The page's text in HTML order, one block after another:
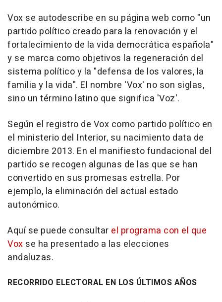
Vox se autodescribe en su página web como "un
partido político creado para la renovación y el
fortalecimiento de la vida democrática española"
y se marca como objetivos la regeneración del
sistema político y la "defensa de los valores, la
familia y la vida". El nombre 'Vox' no son siglas,
sino un término latino que significa 'Voz'.
Según el registro de Vox como partido político en
el ministerio del Interior, su nacimiento data de
diciembre 2013. En el manifiesto fundacional del
partido se recogen algunas de las que se han
convertido en sus promesas estrella. Por
ejemplo, la eliminación del actual estado
autonómico.
Aquí se puede consultar el programa con el que
Vox se ha presentado a las elecciones
andaluzas.
RECORRIDO ELECTORAL EN LOS ÚLTIMOS AÑOS